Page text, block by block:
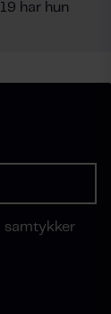
har hun
samtykker